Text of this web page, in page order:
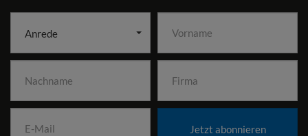
Anrede
Jetzt abonnieren